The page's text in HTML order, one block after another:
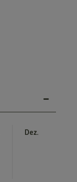
Dez.